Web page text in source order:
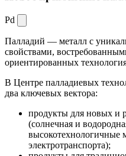
Pd
Палладий — металл с
свойствами,
ориентированных
В Центре палладиевых
два ключевых вектора:
продукты для новых и
(солнечная и
высокотехнологичные
электротранспорта);